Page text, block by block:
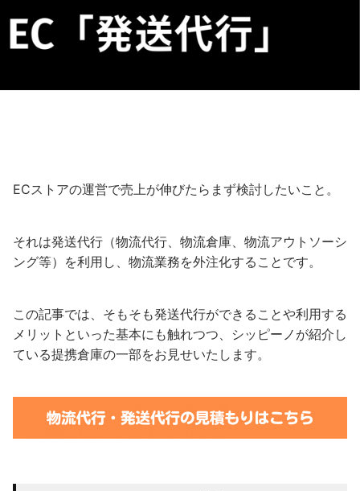
ECストアの運営で売上が伸びたらまず検討したいこと。
それは発送代行（物流代行、物流倉庫、物流アウトソーシ
ング等）を利用し、物流業務を外注化することです。
この記事では、そもそも発送代行ができることや利用する
メリットといった基本にも触れつつ、シッピーノが紹介し
ている提携倉庫の一部をお見せいたします。